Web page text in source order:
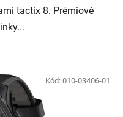
tactix 8. Prémiové
Kód: 010-03406-01